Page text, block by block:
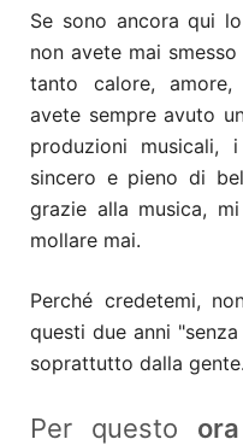
Se sono ancora qui
non avete mai
tanto calore,
avete sempre avuto
produzioni
sincero e pieno di
grazie alla musica,
mollare mai.
Perché credetemi,
questi due anni
soprattutto dalla gente.
Per questo